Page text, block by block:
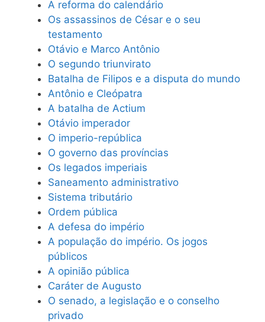
A reforma do calendário
Os assassinos de César e o seu
testamento
Otávio e Marco Antônio
O segundo triunvirato
Batalha de Filipos e a disputa do mundo
Antônio e Cleópatra
A batalha de Actium
Otávio imperador
O imperio-república
O governo das províncias
Os legados imperiais
Saneamento administrativo
Sistema tributário
Ordem pública
A defesa do império
A população do império. Os jogos
públicos
A opinião pública
Caráter de Augusto
O senado, a legislação e o conselho
privado